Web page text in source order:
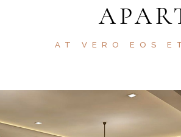
AT VERO EOS